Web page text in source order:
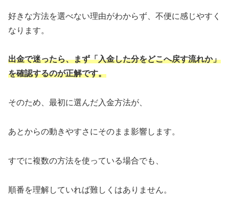
好きな方法を選べない理由がわからず、不便に感じやすく
なります。
出金で迷ったら、まず「入金した分をどこへ戻す流れか」
を確認するのが正解です。
そのため、最初に選んだ入金方法が、
あとからの動きやすさにそのまま影響します。
すでに複数の方法を使っている場合でも、
順番を理解していれば難しくはありません。